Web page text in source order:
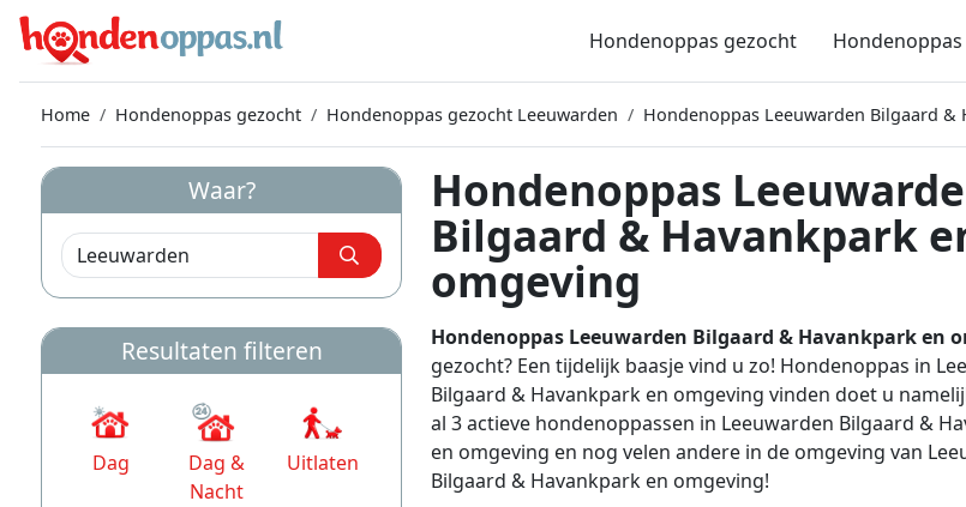
Hondenoppas gezocht
Home Hondenoppas gezocht Hondenoppas gezocht Leeuwarden Hondenoppas Leeuwarden Bilgaard &
Hondenoppas
Bilgaard & Havankpark
omgeving
Hondenoppas Leeuwarden Bilgaard & Havankpark en
gezocht? Een tijdelijk baasje vind u zo! Hondenoppas in
Bilgaard & Havankpark en omgeving vinden doet u
al 3 actieve hondenoppassen in Leeuwarden Bilgaard &
en omgeving en nog velen andere in de omgeving van
Bilgaard & Havankpark en omgeving!
Waar?
Resultaten filteren
Dag
Dag &
Nacht
Uitlaten